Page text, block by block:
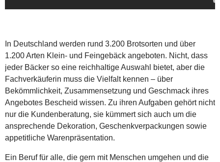
In Deutschland werden rund 3.200 Brotsorten und über
1.200 Arten Klein- und Feingebäck angeboten. Nicht, dass
jeder Bäcker so eine reichhaltige Auswahl bietet, aber die
Fachverkäuferin muss die Vielfalt kennen – über
Bekömmlichkeit, Zusammensetzung und Geschmack ihres
Angebotes Bescheid wissen. Zu ihren Aufgaben gehört nicht
nur die Kundenberatung, sie kümmert sich auch um die
ansprechende Dekoration, Geschenkverpackungen sowie
appetitliche Warenpräsentation.
Ein Beruf für alle, die gern mit Menschen umgehen und die